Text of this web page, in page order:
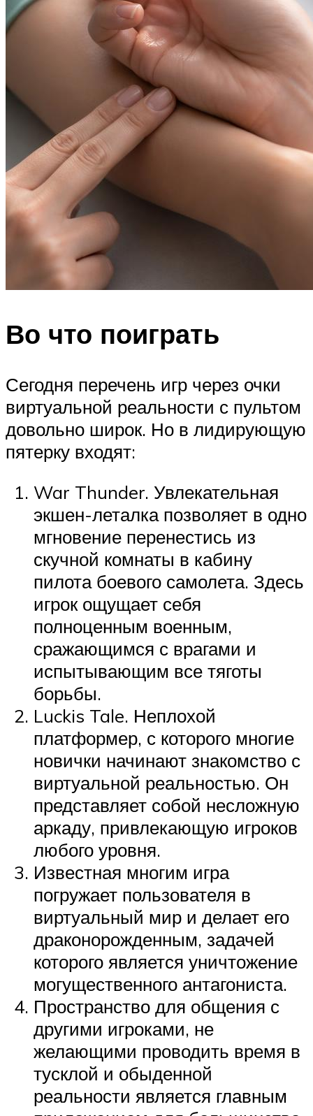
Во что поиграть
Сегодня перечень игр через очки
виртуальной реальности с пультом
довольно широк. Но в лидирующую
пятерку входят:
War Thunder. Увлекательная
экшен-леталка позволяет в одно
мгновение перенестись из
скучной комнаты в кабину
пилота боевого самолета. Здесь
игрок ощущает себя
полноценным военным,
сражающимся с врагами и
испытывающим все тяготы
борьбы.
Luckis Tale. Неплохой
платформер, с которого многие
новички начинают знакомство с
виртуальной реальностью. Он
представляет собой несложную
аркаду, привлекающую игроков
любого уровня.
Известная многим игра
погружает пользователя в
виртуальный мир и делает его
драконорожденным, задачей
которого является уничтожение
могущественного антагониста.
Пространство для общения с
другими игроками, не
желающими проводить время в
тусклой и обыденной
реальности является главным